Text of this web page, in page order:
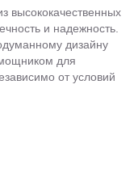
высококачественных
и надежность.
дизайну
для
от условий